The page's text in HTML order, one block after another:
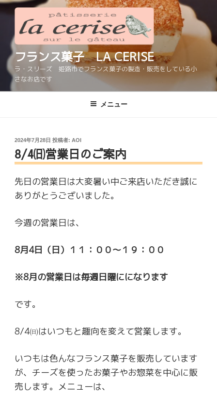
コ
へ
フランス菓子 LA CERISE
ラ・スリーズ 姫路市でフランス菓子の製造・販売をしている小
さなお店です
メニュー
投
稿
日:
2024年7月28日 投稿者: AOI
8/4㈰営業日のご案内
先日の営業日は大変暑い中ご来店いただき誠に
ありがとうございました。
今週の営業日は、
8月4日（日）１１：００～１９：００
※8月の営業日は毎週日曜にになります
です。
8/4㈰はいつもと趣向を変えて営業します。
いつもは色んなフランス菓子を販売しています
が、チーズを使ったお菓子やお惣菜を中心に販
売します。メニューは、